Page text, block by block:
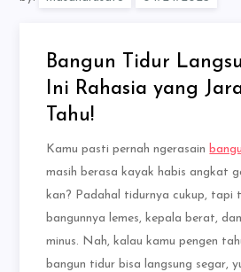
Bangun Tidur
Ini Rahasia yang
Tahu!
Kamu pasti pernah ngerasain
masih berasa kayak habis angkat
kan? Padahal tidurnya cukup, tapi
bangunnya lemes, kepala berat,
minus. Nah, kalau kamu pengen
bangun tidur bisa langsung segar,